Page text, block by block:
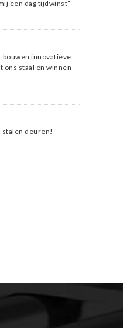
een dag tijdwinst”
bouwen innovatieve
ons staal en winnen
stalen deuren!